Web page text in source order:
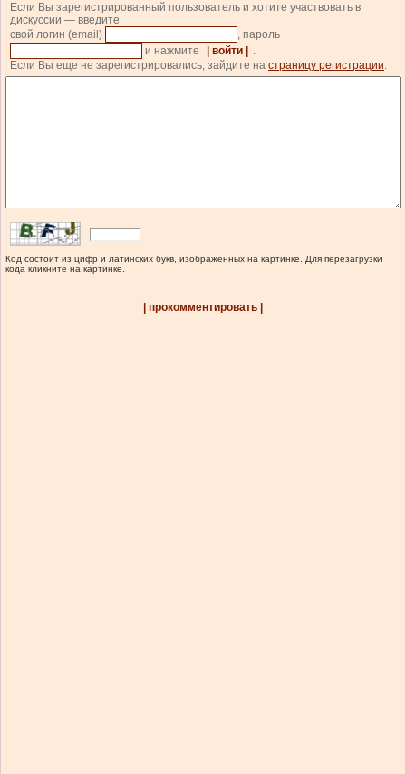
Если Вы зарегистрированный пользователь и хотите участвовать в
дискуссии — введите
свой логин (email)
, пароль
и нажмите
| войти |
.
Если Вы еще не зарегистрировались, зайдите на страницу регистрации.
Код состоит из цифр и латинских букв, изображенных на картинке. Для перезагрузки
кода кликните на картинке.
| прокомментировать |